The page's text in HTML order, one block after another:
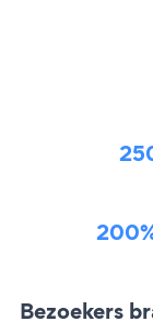
Bezoekers